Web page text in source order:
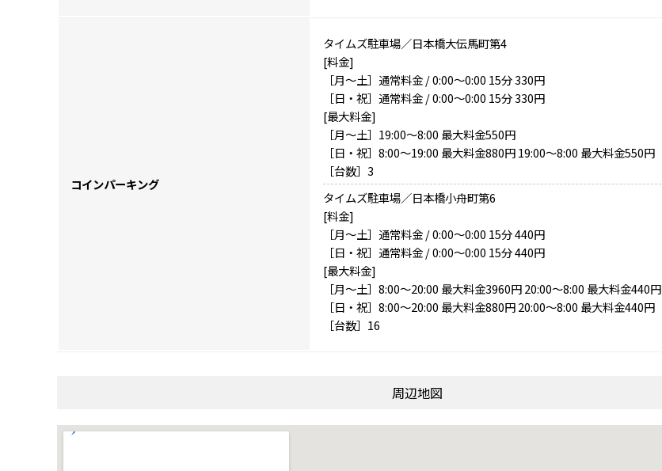
コインパーキング
タイムズ駐車場／日本橋大伝馬町第4
[料金]
［月～土］通常料金 / 0:00～0:00 15分 330円
［日・祝］通常料金 / 0:00～0:00 15分 330円
[最大料金]
［月～土］19:00～8:00 最大料金550円
［日・祝］8:00～19:00 最大料金880円 19:00～8:00 最大料金550円
［台数］3
タイムズ駐車場／日本橋小舟町第6
[料金]
［月～土］通常料金 / 0:00～0:00 15分 440円
［日・祝］通常料金 / 0:00～0:00 15分 440円
[最大料金]
［月～土］8:00～20:00 最大料金3960円 20:00～8:00 最大料金440円
［日・祝］8:00～20:00 最大料金880円 20:00～8:00 最大料金440円
［台数］16
周辺地図